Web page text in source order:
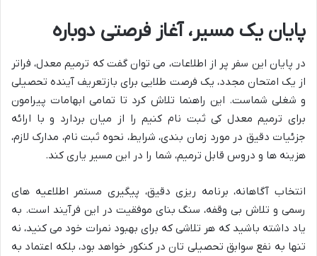
پایان یک مسیر، آغاز فرصتی دوباره
در پایان این سفر پر از اطلاعات، می توان گفت که ترمیم معدل، فراتر
از یک امتحان مجدد، یک فرصت طلایی برای بازتعریف آینده تحصیلی
و شغلی شماست. این راهنما تلاش کرد تا تمامی ابهامات پیرامون
برای ترمیم معدل کی ثبت نام کنیم را از میان بردارد و با ارائه
جزئیات دقیق در مورد زمان بندی، شرایط، نحوه ثبت نام، مدارک لازم،
هزینه ها و دروس قابل ترمیم، شما را در این مسیر یاری کند.
انتخاب آگاهانه، برنامه ریزی دقیق، پیگیری مستمر اطلاعیه های
رسمی و تلاش بی وقفه، سنگ بنای موفقیت در این فرآیند است. به
یاد داشته باشید که هر تلاشی که برای بهبود نمرات خود می کنید، نه
تنها به نفع سوابق تحصیلی تان در کنکور خواهد بود، بلکه اعتماد به